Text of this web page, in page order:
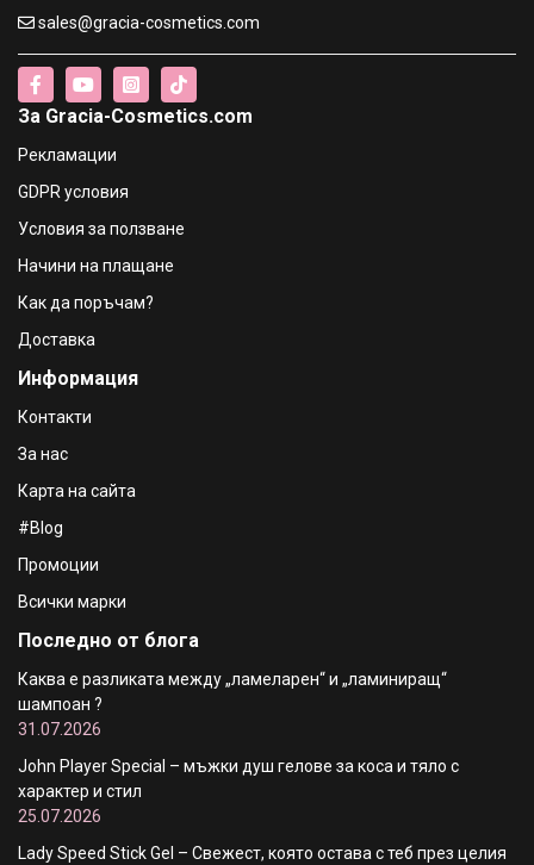
sales@gracia-cosmetics.com
За Gracia-Cosmetics.com
Рекламации
GDPR условия
Условия за ползване
Начини на плащане
Как да поръчам?
Доставка
Информация
Контакти
За нас
Карта на сайта
#Blog
Промоции
Всички марки
Последно от блога
Каква е разликата между „ламеларен“ и „ламиниращ“
шампоан ?
31.07.2026
John Player Special – мъжки душ гелове за коса и тяло с
характер и стил
25.07.2026
Lady Speed Stick Gel – Свежест, която остава с теб през целия